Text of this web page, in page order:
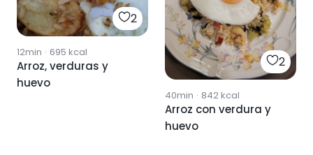
2
12min · 695 kcal
Arroz, verduras y
huevo
2
40min · 842kcal
Arroz con verdura y
huevo